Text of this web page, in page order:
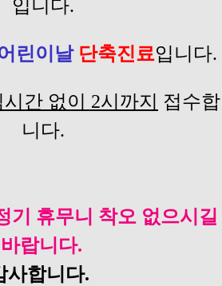
입니다.
린이날 단축진료입니다.
시간 없이 2시까지
접수합
니다.
기 휴무니 착오 없으시길
바랍니다.
사합니다​.